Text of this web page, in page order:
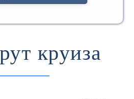
круиза